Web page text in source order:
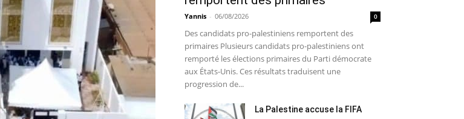
Yannis - 06/08/2026 0
Des candidats pro-palestiniens remportent des
primaires Plusieurs candidats pro-palestiniens ont
remporté les élections primaires du Parti démocrate
aux États-Unis. Ces résultats traduisent une
progression de...
La Palestine accuse la FIFA